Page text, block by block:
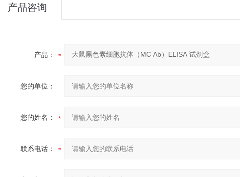
产品咨询
产品：
您的单位：
您的姓名：
联系电话：